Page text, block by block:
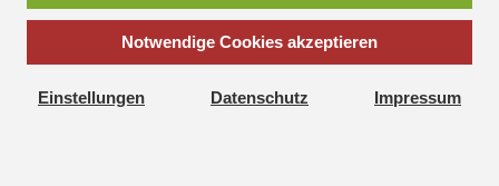
*inkl. MwSt., zzgl.Versandkosten
Notwendige Cookies akzeptieren
Einstellungen Datenschutz Impressum